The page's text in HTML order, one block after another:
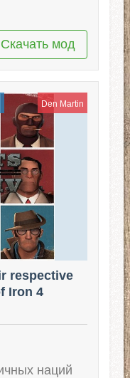
Скачать мод
Den Martin
respective
Iron 4
наций